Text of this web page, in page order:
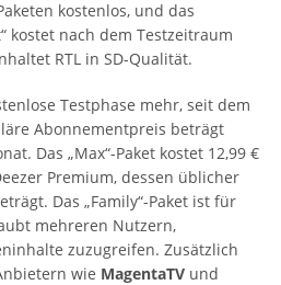
kostenlos, und das
kostet nach dem Testzeitraum
RTL in SD-Qualität.
Testphase mehr, seit dem
Abonnementpreis beträgt
Das „Max“-Paket kostet 12,99 €
Premium, dessen üblicher
Das „Family“-Paket ist für
mehreren Nutzern,
zuzugreifen. Zusätzlich
wie MagentaTV und